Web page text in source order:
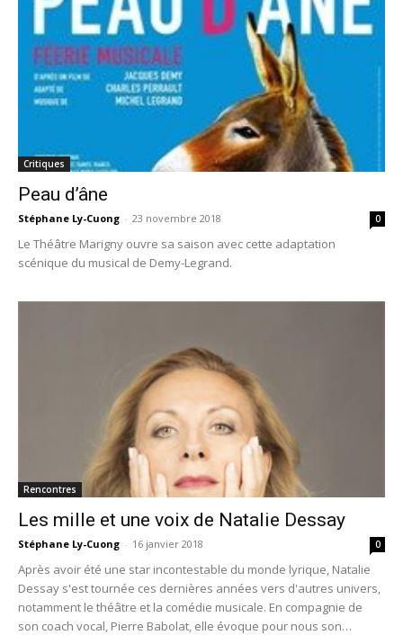
Critiques
Peau d’âne
Stéphane Ly-Cuong - 23 novembre 2018 0
Le Théâtre Marigny ouvre sa saison avec cette adaptation
scénique du musical de Demy-Legrand.
Rencontres
Les mille et une voix de Natalie Dessay
Stéphane Ly-Cuong - 16 janvier 2018 0
Après avoir été une star incontestable du monde lyrique, Natalie
Dessay s'est tournée ces dernières années vers d'autres univers,
notamment le théâtre et la comédie musicale. En compagnie de
son coach vocal, Pierre Babolat, elle évoque pour nous son